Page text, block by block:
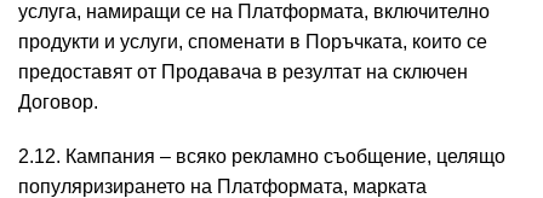
услуга, намиращи се на Платформата, включително
продукти и услуги, споменати в Поръчката, които се
предоставят от Продавача в резултат на сключен
Договор.
2.12. Кампания – всяко рекламно съобщение, целящо
популяризирането на Платформата, марката